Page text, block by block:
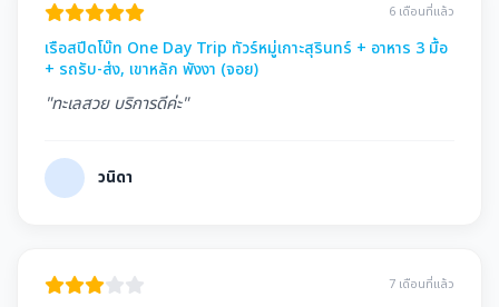
6 เดือนที่แล้ว
เรือสปีดโบ๊ท One Day Trip ทัวร์หมู่เกาะสุรินทร์ + อาหาร 3 มื้อ
+ รถรับ-ส่ง, เขาหลัก พังงา (จอย)
"ทะเลสวย บริการดีค่ะ"
วนิดา
7 เดือนที่แล้ว